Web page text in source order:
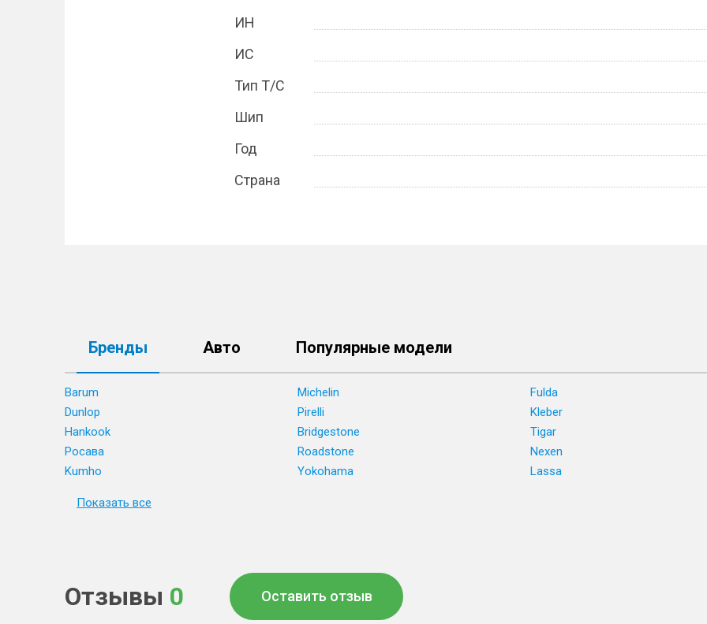
ИН
ИС
Тип Т/С
Шип
Год
Страна
Бренды Авто Популярные модели
Barum Michelin
Fulda
Dunlop
Pirelli
Kleber
Hankook
Bridgestone
Tigar
Росава
Roadstone
Nexen
Kumho
Yokohama Lassa
Показать все
Отзывы 0 Оставить отзыв